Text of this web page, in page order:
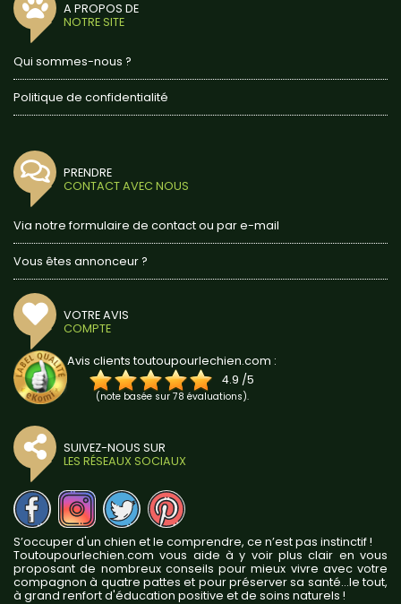
A PROPOS DE
NOTRE SITE
Qui sommes-nous ?
Politique de confidentialité
PRENDRE
CONTACT AVEC NOUS
Via notre formulaire de contact ou par e-mail
Vous êtes annonceur ?
VOTRE AVIS
COMPTE
Avis clients toutoupourlechien.com :
4.9 /5
(note basée sur 78 évaluations).
SUIVEZ-NOUS SUR
LES RÉSEAUX SOCIAUX
S’occuper d'un chien et le comprendre, ce n’est pas instinctif !
Toutoupourlechien.com vous aide à y voir plus clair en vous
proposant de nombreux conseils pour mieux vivre avec votre
compagnon à quatre pattes et pour préserver sa santé...le tout,
à grand renfort d'éducation positive et de soins naturels !